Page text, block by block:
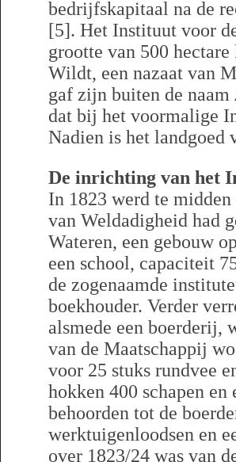
bedrijfskapitaal na de
[5]. Het Instituut voor
grootte van 500
Wildt, een nazaat van
gaf zijn buiten de naam
dat bij het voormalige
Nadien is het landgoed
De inrichting van het
In 1823 werd te
van Weldadigheid had
Wateren, een gebouw
een school, capaciteit
de zogenaamde
boekhouder. Verder
alsmede een boerderij,
van de Maatschappij
voor 25 stuks rundvee
hokken 400 schapen
behoorden tot de
werktuigenloodsen en
over 1823/24 was van